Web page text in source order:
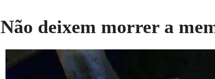
Não deixem morrer a